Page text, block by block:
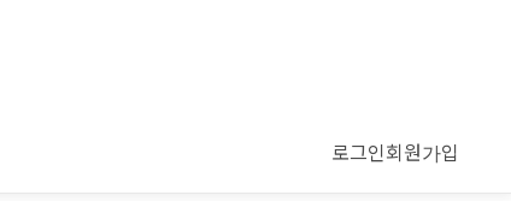
로그인회원가입